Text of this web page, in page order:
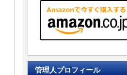
管理人プロフィール